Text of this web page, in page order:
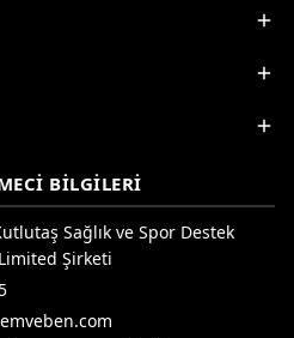
BILGILERI
Sağlık ve Spor Destek
Şirketi